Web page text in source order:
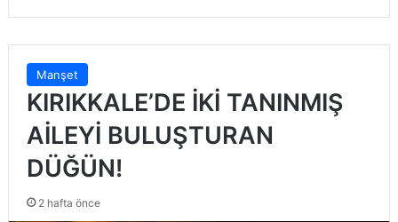
Manşet
KIRIKKALE’DE İKİ TANINMIŞ
AİLEYİ BULUŞTURAN
DÜĞÜN!
2 hafta önce